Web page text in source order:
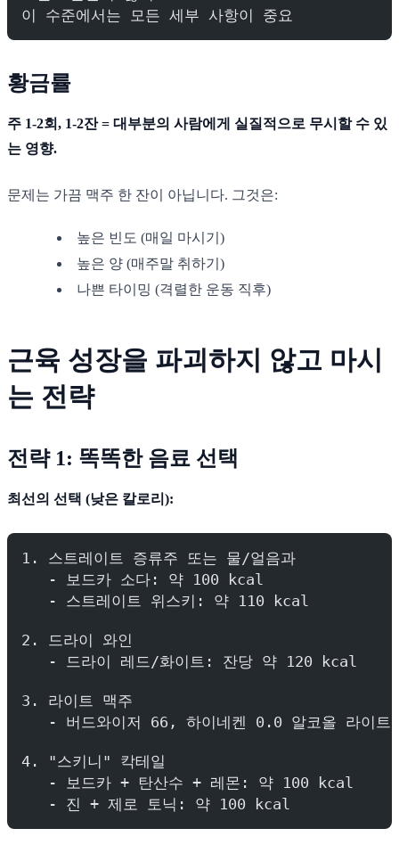
이 수준에서는 모든 세부 사항이 중요
황금률
주 1-2회, 1-2잔 = 대부분의 사람에게 실질적으로 무시할 수 있
는 영향.
문제는 가끔 맥주 한 잔이 아닙니다. 그것은:
높은 빈도 (매일 마시기)
높은 양 (매주말 취하기)
나쁜 타이밍 (격렬한 운동 직후)
근육 성장을 파괴하지 않고 마시
는 전략
전략 1: 똑똑한 음료 선택
최선의 선택 (낮은 칼로리):
1. 스트레이트 증류주 또는 물/얼음과
   - 보드카 소다: 약 100 kcal
   - 스트레이트 위스키: 약 110 kcal
2. 드라이 와인
   - 드라이 레드/화이트: 잔당 약 120 kcal
3. 라이트 맥주
- 버드와이저 66, 하이네켄 0.0 알코올 라이
4. "스키니" 칵테일
   - 보드카 + 탄산수 + 레몬: 약 100 kcal
   - 진 + 제로 토닉: 약 100 kcal